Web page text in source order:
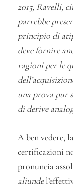
2015, Ravelli,
parrebbe
principio di
deve fornire
ragioni per le
una prova pur
di derive
A ben vedere,
certificazioni
pronuncia
aliunde